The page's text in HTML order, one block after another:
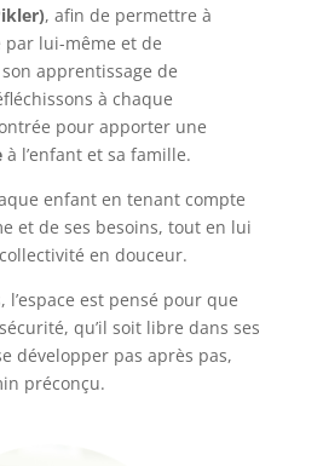
, afin de permettre à
par lui-même et de
apprentissage de
à chaque
pour apporter une
à l’enfant et sa famille.
enfant en tenant compte
et de ses besoins, tout en lui
en douceur.
l’espace est pensé pour que
qu’il soit libre dans ses
développer pas après pas,
préconçu.